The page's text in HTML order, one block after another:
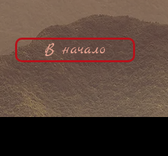
первой в Париже | Татьяна
кинобиография
В начало